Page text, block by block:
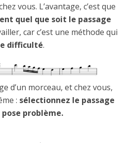
vous. L’avantage, c’est que
quel que soit le passage
car c’est une méthode qui
difficulté.
d’un morceau, et chez vous,
: sélectionnez le passage
pose problème.